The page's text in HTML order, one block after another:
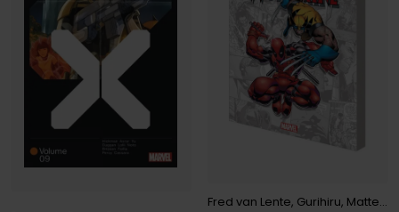
Fred van Lente, Gurihiru, Matteo Lolli